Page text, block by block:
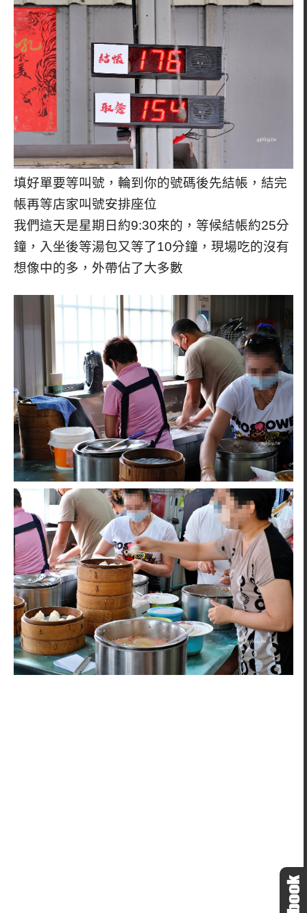
填好單要等叫號，輪到你的號碼後先結帳，結完
帳再等店家叫號安排座位
我們這天是星期日約9:30來的，等候結帳約25分
鐘，入坐後等湯包又等了10分鐘，現場吃的沒有
想像中的多，外帶佔了大多數